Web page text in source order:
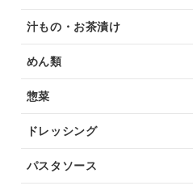
汁もの・お茶漬け
めん類
惣菜
ドレッシング
パスタソース